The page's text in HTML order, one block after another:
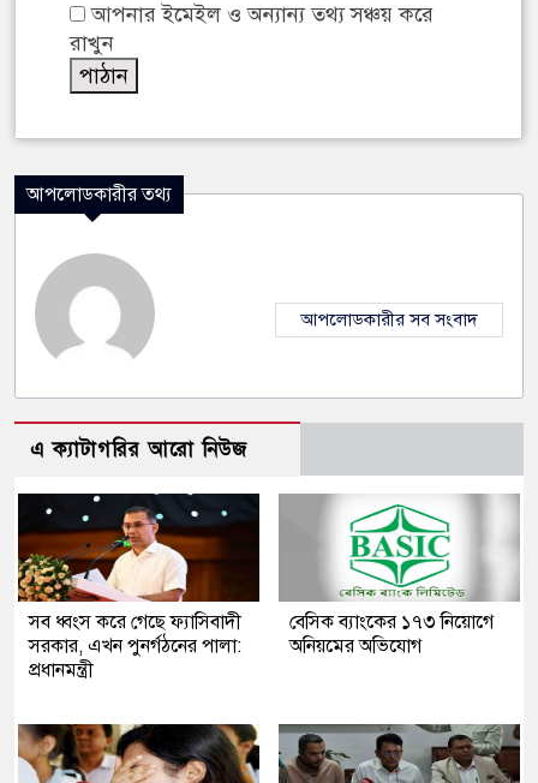
আপনার ইমেইল ও অন্যান্য তথ্য সঞ্চয় করে
রাখুন
আপলোডকারীর তথ্য
আপলোডকারীর সব সংবাদ
এ ক্যাটাগরির আরো নিউজ
সব ধ্বংস করে গেছে ফ্যাসিবাদী
সরকার, এখন পুনর্গঠনের পালা:
প্রধানমন্ত্রী
বেসিক ব্যাংকের ১৭৩ নিয়োগে
অনিয়মের অভিযোগ